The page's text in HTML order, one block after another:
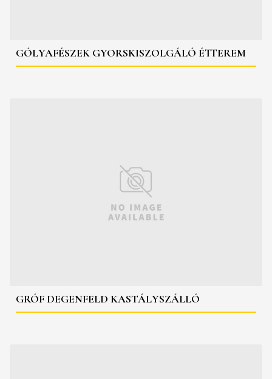
GÓLYAFÉSZEK GYORSKISZOLGÁLÓ ÉTTEREM
GRÓF DEGENFELD KASTÁLYSZÁLLÓ